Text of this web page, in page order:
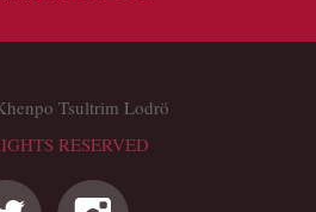
Tsultrim Lodrö
RESERVED